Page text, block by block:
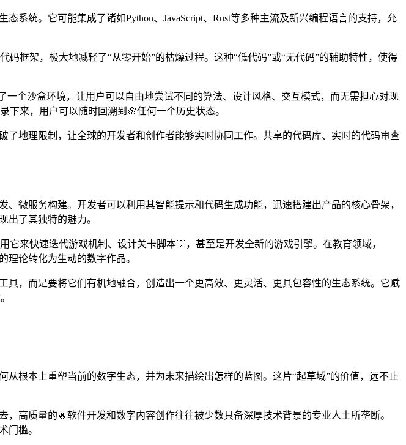
系统。它可能集成了诸如Python、JavaScript、Rust等多种主流及新兴编程语言的支持，允
框架，极大地减轻了“从零开始”的枯燥过程。这种“低代码”或“无代码”的辅助特性，使得
一个沙盒环境，让用户可以自由地尝试不同的算法、设计风格、交互模式，而无需担心对现
来，用户可以随时回溯到🌸任何一个历史状态。
地理限制，让全球的开发者和创作者能够实时协同工作。共享的代码库、实时的代码审查
微服务构建。开发者可以利用其智能提示和代码生成功能，迅速搭建出产品的核心骨架，
出了其独特的魅力。
来快速迭代游戏机制、设计关卡脚本💡，甚至是开发全新的游戏引擎。在教育领域，
理论转化为生动的数字作品。
，而是要将它们有机地融合，创造出一个更高效、更灵活、更具包容性的生态系统。它赋
根本上重塑当前的数字生态，并为未来描绘出怎样的蓝图。这片“起草域”的价值，远不止
高质量的🔥软件开发和数字内容创作往往被少数具备深厚技术背景的专业人士所垄断。
门槛。